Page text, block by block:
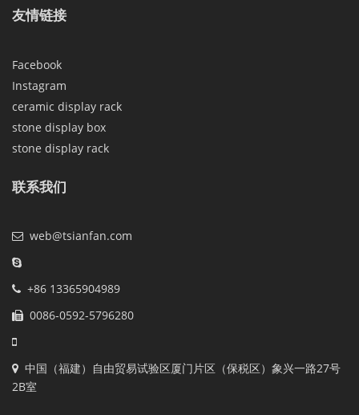
友情链接
Facebook
Instagram
ceramic display rack
stone display box
stone display rack
联系我们
web@tsianfan.com
+86 13365904989
0086-0592-5796280
中国（福建）自由贸易试验区厦门片区（保税区）象兴一路27号
2B室